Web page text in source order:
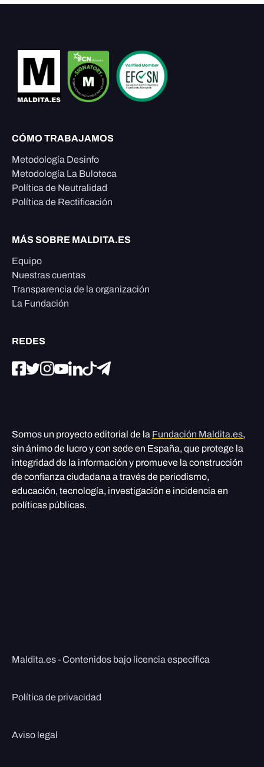
CÓMO TRABAJAMOS
Metodología Desinfo
Metodología La Buloteca
Política de Neutralidad
Política de Rectificación
MÁS SOBRE MALDITA.ES
Equipo
Nuestras cuentas
Transparencia de la organización
La Fundación
REDES
Somos un proyecto editorial de la Fundación Maldita.es,
sin ánimo de lucro y con sede en España, que protege la
integridad de la información y promueve la construcción
de confianza ciudadana a través de periodismo,
educación, tecnología, investigación e incidencia en
políticas públicas.
Maldita.es - Contenidos bajo licencia específica
Política de privacidad
Aviso legal